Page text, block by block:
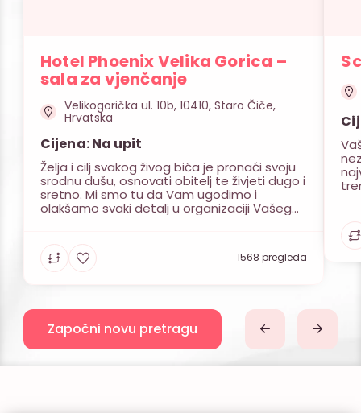
Hotel Phoenix Velika Gorica –
sala za vjenčanje
Velikogorička ul. 10b, 10410, Staro Čiče,
Hrvatska
Cijena: Na upit
Želja i cilj svakog živog bića je pronaći svoju
srodnu dušu, osnovati obitelj te živjeti dugo i
sretno. Mi smo tu da Vam ugodimo i
olakšamo svaki detalj u organizaciji Vašeg
redu, zadovoljstvo svih uzvanika, toliko je i
nama važno u istoj […]
1568 pregleda
Započni novu pretragu